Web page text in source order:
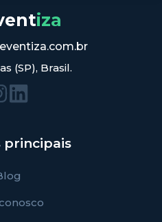
iza
(SP), Brasil.
principais